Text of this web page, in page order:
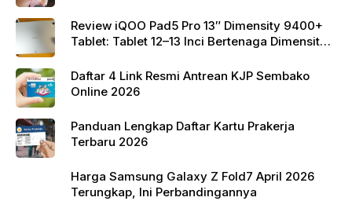
Review iQOO Pad5 Pro 13″ Dimensity 9400+
Tablet: Tablet 12–13 Inci Bertenaga Dimensity
Daftar 4 Link Resmi Antrean KJP Sembako
Online 2026
Panduan Lengkap Daftar Kartu Prakerja
Terbaru 2026
Harga Samsung Galaxy Z Fold7 April 2026
Terungkap, Ini Perbandingannya